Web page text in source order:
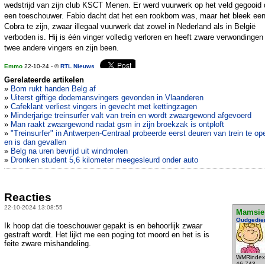
wedstrijd van zijn club KSCT Menen. Er werd vuurwerk op het veld gegooid
een toeschouwer. Fabio dacht dat het een rookbom was, maar het bleek een
Cobra te zijn, zwaar illegaal vuurwerk dat zowel in Nederland als in België
verboden is. Hij is één vinger volledig verloren en heeft zware verwondingen
twee andere vingers en zijn been.
Emmo 22-10-24 - ©RTL Nieuws
Gerelateerde artikelen
» Bom rukt handen Belg af
» Uiterst giftige dodemansvingers gevonden in Vlaanderen
» Cafeklant verliest vingers in gevecht met kettingzagen
» Minderjarige treinsurfer valt van trein en wordt zwaargewond afgevoerd
» Man raakt zwaargewond nadat gsm in zijn broekzak is ontploft
» "Treinsurfer" in Antwerpen-Centraal probeerde eerst deuren van trein te
en is dan gevallen
» Belg na uren bevrijd uit windmolen
» Dronken student 5,6 kilometer meegesleurd onder auto
Reacties
22-10-2024 13:08:55
Mamsie
Ik hoop dat die toeschouwer gepakt is en behoorlijk zwaar
gestraft wordt. Het lijkt me een poging tot moord en het is is
feite zware mishandeling.